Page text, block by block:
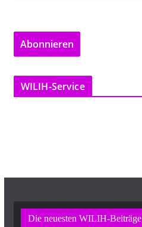
l
-
e
Abonnieren
WILIH-Service
Die neuesten WILIH-Beiträge